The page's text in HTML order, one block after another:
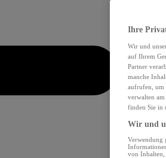
Ihre
Wir und
auf Ihrem
Partner
manche
aufrufen, um
verwalten
finden Sie in
Wir und
Verwendung
von Inhalten,